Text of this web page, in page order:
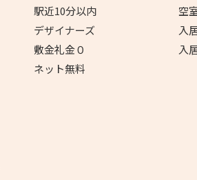
駅近10分以内
デザイナーズ
敷金礼金０
ネット無料
空
入
入